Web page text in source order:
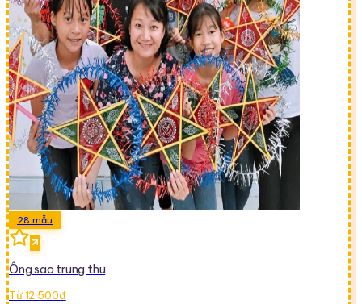
28 mẫu
Ông sao trung thu
Từ 12.500đ